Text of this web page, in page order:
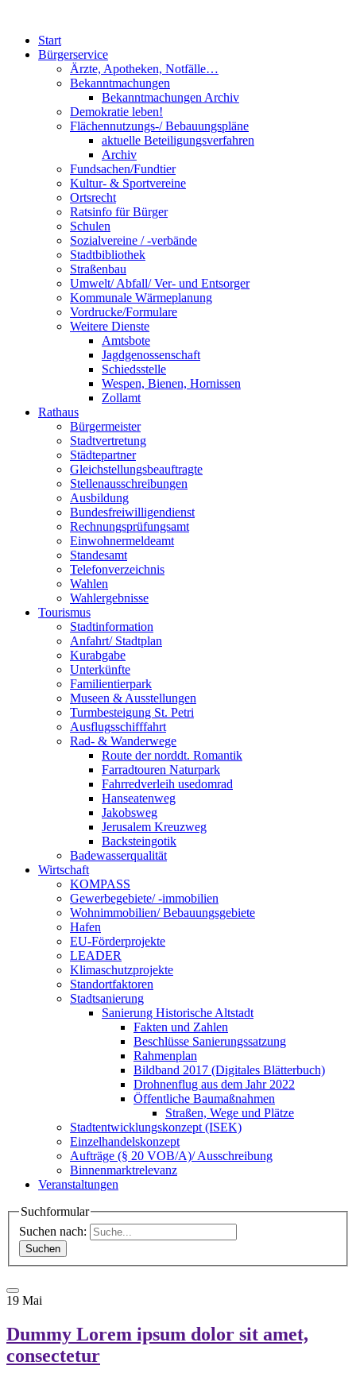
Start
Bürgerservice
Ärzte, Apotheken, Notfälle…
Bekanntmachungen
Bekanntmachungen Archiv
Demokratie leben!
Flächennutzungs-/ Bebauungspläne
aktuelle Beteiligungsverfahren
Archiv
Fundsachen/Fundtier
Kultur- & Sportvereine
Ortsrecht
Ratsinfo für Bürger
Schulen
Sozialvereine / -verbände
Stadtbibliothek
Straßenbau
Umwelt/ Abfall/ Ver- und Entsorger
Kommunale Wärmeplanung
Vordrucke/Formulare
Weitere Dienste
Amtsbote
Jagdgenossenschaft
Schiedsstelle
Wespen, Bienen, Hornissen
Zollamt
Rathaus
Bürgermeister
Stadtvertretung
Städtepartner
Gleichstellungsbeauftragte
Stellenausschreibungen
Ausbildung
Bundesfreiwilligendienst
Rechnungsprüfungsamt
Einwohnermeldeamt
Standesamt
Telefonverzeichnis
Wahlen
Wahlergebnisse
Tourismus
Stadtinformation
Anfahrt/ Stadtplan
Kurabgabe
Unterkünfte
Familientierpark
Museen & Ausstellungen
Turmbesteigung St. Petri
Ausflugsschifffahrt
Rad- & Wanderwege
Route der norddt. Romantik
Farradtouren Naturpark
Fahrredverleih usedomrad
Hanseatenweg
Jakobsweg
Jerusalem Kreuzweg
Backsteingotik
Badewasserqualität
Wirtschaft
KOMPASS
Gewerbegebiete/ -immobilien
Wohnimmobilien/ Bebauungsgebiete
Hafen
EU-Förderprojekte
LEADER
Klimaschutzprojekte
Standortfaktoren
Stadtsanierung
Sanierung Historische Altstadt
Fakten und Zahlen
Beschlüsse Sanierungssatzung
Rahmenplan
Bildband 2017 (Digitales Blätterbuch)
Drohnenflug aus dem Jahr 2022
Öffentliche Baumaßnahmen
Straßen, Wege und Plätze
Stadtentwicklungskonzept (ISEK)
Einzelhandelskonzept
Aufträge (§ 20 VOB/A)/ Ausschreibung
Binnenmarktrelevanz
Veranstaltungen
Suchformular
Suchen nach:
19 Mai
Dummy Lorem ipsum dolor sit amet,
consectetur